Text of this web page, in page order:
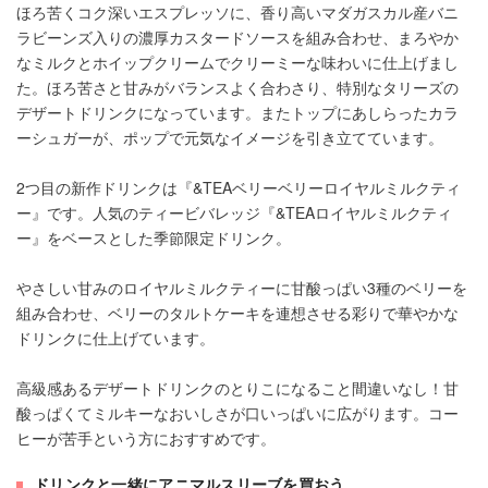
ほろ苦くコク深いエスプレッソに、香り高いマダガスカル産バニ
ラビーンズ入りの濃厚カスタードソースを組み合わせ、まろやか
なミルクとホイップクリームでクリーミーな味わいに仕上げまし
た。ほろ苦さと甘みがバランスよく合わさり、特別なタリーズの
デザートドリンクになっています。またトップにあしらったカラ
ーシュガーが、ポップで元気なイメージを引き立てています。
2つ目の新作ドリンクは『&TEAベリーベリーロイヤルミルクティ
ー』です。人気のティービバレッジ『&TEAロイヤルミルクティ
ー』をベースとした季節限定ドリンク。
やさしい甘みのロイヤルミルクティーに甘酸っぱい3種のベリーを
組み合わせ、ベリーのタルトケーキを連想させる彩りで華やかな
ドリンクに仕上げています。
高級感あるデザートドリンクのとりこになること間違いなし！甘
酸っぱくてミルキーなおいしさが口いっぱいに広がります。コー
ヒーが苦手という方におすすめです。
ドリンクと一緒にアニマルスリーブを買おう